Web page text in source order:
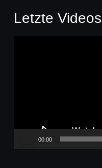
Letzte Videos
00:00